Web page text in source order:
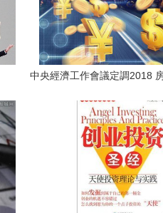
中央經濟工作會議定調2018